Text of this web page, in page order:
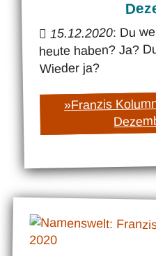
15.12.2020: Du
heute haben? Ja?
Wieder ja?
»Franzis